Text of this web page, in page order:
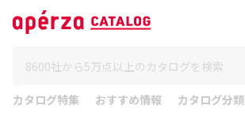
カタログ特集 おすすめ情報 カタログ分類